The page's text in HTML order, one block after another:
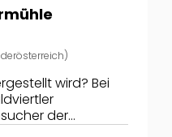
wird? Bei
der
und sogar